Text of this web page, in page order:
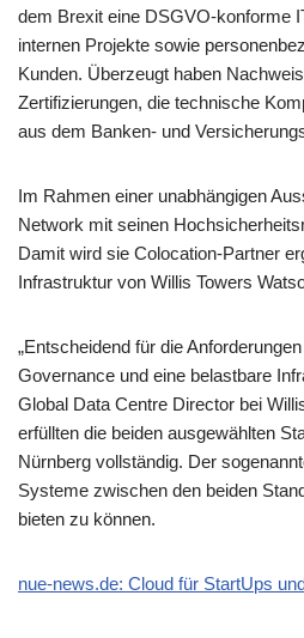
dem Brexit eine DSGVO-konforme
internen Projekte sowie
Kunden. Überzeugt haben
Zertifizierungen, die technische
aus dem Banken- und
Im Rahmen einer unabhängigen
Network mit seinen
Damit wird sie Colocation-Partner
Infrastruktur von Willis Towers
„Entscheidend für die
Governance und eine belastbare
Global Data Centre Director bei
erfüllten die beiden ausgewählten
Nürnberg vollständig. Der
Systeme zwischen den beiden
bieten zu können.
nue-news.de: Cloud für StartUps